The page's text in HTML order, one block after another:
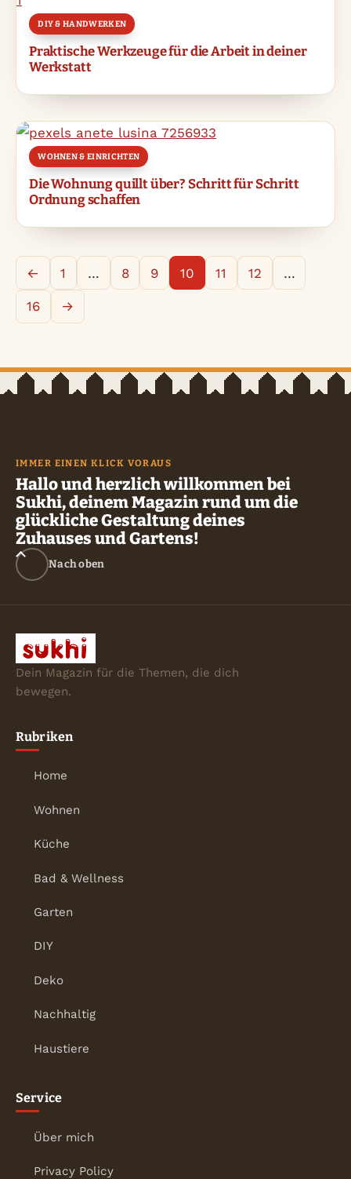
DIY & HANDWERKEN
Praktische Werkzeuge für die Arbeit in deiner
Werkstatt
WOHNEN & EINRICHTEN
Die Wohnung quillt über? Schritt für Schritt
Ordnung schaffen
← 1 … 8 9 10 11 12 …
16 →
IMMER EINEN KLICK VORAUS
Hallo und herzlich willkommen bei
Sukhi, deinem Magazin rund um die
glückliche Gestaltung deines
Zuhauses und Gartens!
Nach oben
Dein Magazin für die Themen, die dich
bewegen.
Rubriken
Home
Wohnen
Küche
Bad & Wellness
Garten
DIY
Deko
Nachhaltig
Haustiere
Service
Über mich
Privacy Policy